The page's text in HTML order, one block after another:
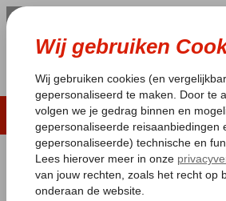
LAST MINUTE
Pakketgarantie
Home
Turkije Egeische kust